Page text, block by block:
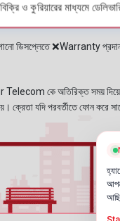
ও কুরিয়ারের মাধ্যমে
ডিসপ্লেতে ❌Warranty
কে অতিরিক্ত সময়
যদি পরবর্তীতে ফোন করে